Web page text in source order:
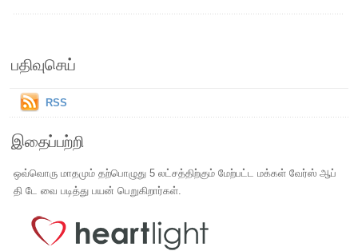
பதிவுசெய்
RSS
இதைப்பற்றி
ஒவ்வொரு மாதமும் தற்பொழுது 5 லட்சத்திற்கும் மேற்பட்ட மக்கள் வேர்ஸ் ஆப்
தி டே வை படித்து பயன் பெறுகிறார்கள்.